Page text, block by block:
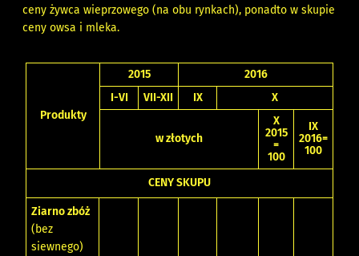
ceny żywca wieprzowego (na obu rynkach), ponadto w skupie
ceny owsa i mleka.
Produkty
2015
2016
I-VI
VII-XII IX X
w złotych
X
2015
=
100
IX
2016=
100
CENY SKUPU
Ziarno zbóż
(bez
siewnego)